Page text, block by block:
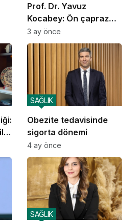
Prof. Dr. Yavuz
Kocabey: Ön çapraz
bağ yırtılmalarında tek
seansla tedavi
mümkün
3 ay önce
Obezite tedavisinde
sigorta dönemi
SAĞLIK
4 ay önce
SAĞLIK